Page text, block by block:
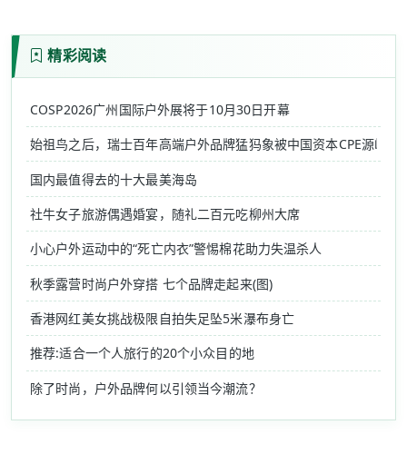
精彩阅读
COSP2026广州国际户外展将于10月30日开幕
始祖鸟之后，瑞士百年高端户外品牌猛犸象被中国资本CPE源峰收
国内最值得去的十大最美海岛
社牛女子旅游偶遇婚宴，随礼二百元吃柳州大席
小心户外运动中的“死亡内衣”警惕棉花助力失温杀人
秋季露营时尚户外穿搭 七个品牌走起来(图)
香港网红美女挑战极限自拍失足坠5米瀑布身亡
推荐:适合一个人旅行的20个小众目的地
除了时尚，户外品牌何以引领当今潮流？